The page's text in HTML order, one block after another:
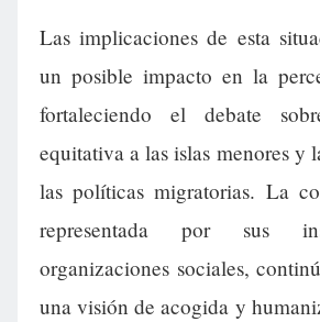
Las implicaciones de esta
un posible impacto en la
fortaleciendo el debate
equitativa a las islas menores y
las políticas migratorias. La
representada por sus
organizaciones sociales,
una visión de acogida y